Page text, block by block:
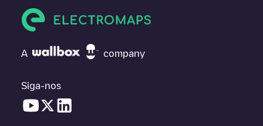
A company
Siga-nos